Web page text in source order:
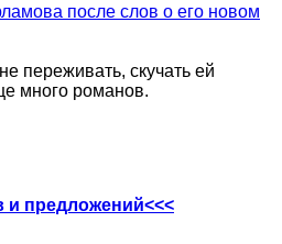
после слов о его новом
переживать, скучать ей
много романов.
и предложений<<<